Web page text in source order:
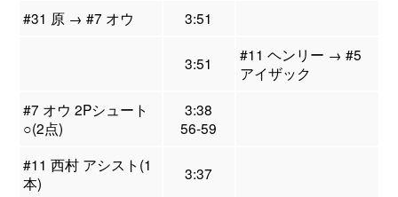
#31 原 → #7 オウ
3:51
3:51
#11 ヘンリー → #5
アイザック
#7 オウ 2Pシュート
○(2点)
3:38
56-59
#11 西村 アシスト(1
本)
3:37